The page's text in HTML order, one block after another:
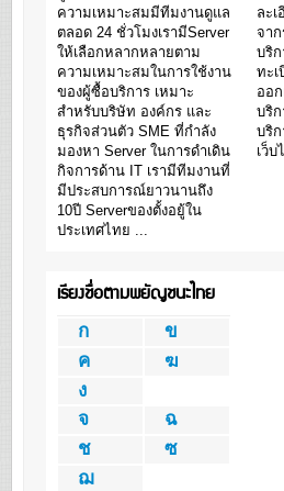
ความเหมาะสมมีทีมงานดูแล
ตลอด 24 ชั่วโมงเรามีServer
ให้เลือกหลากหลายตาม
ความเหมาะสมในการใช้งาน
ของผู้ซื้อบริการ เหมาะ
สำหรับบริษัท องค์กร และ
ธุรกิจส่วนตัว SME ที่กำลัง
มองหา Server ในการดำเดิน
กิจการด้าน IT เรามีทีมงานที่
มีประสบการณ์ยาวนานถึง
10ปี Serverของตั้งอยู้ใน
ประเทศไทย ...
ละ
จาก
บริก
ทะเ
ออ
บริก
บริ
เว็
เรียงชื่อตามพยัญชนะไทย
ก
ข
ค
ฆ
ง
จ
ฉ
ช
ซ
ฌ